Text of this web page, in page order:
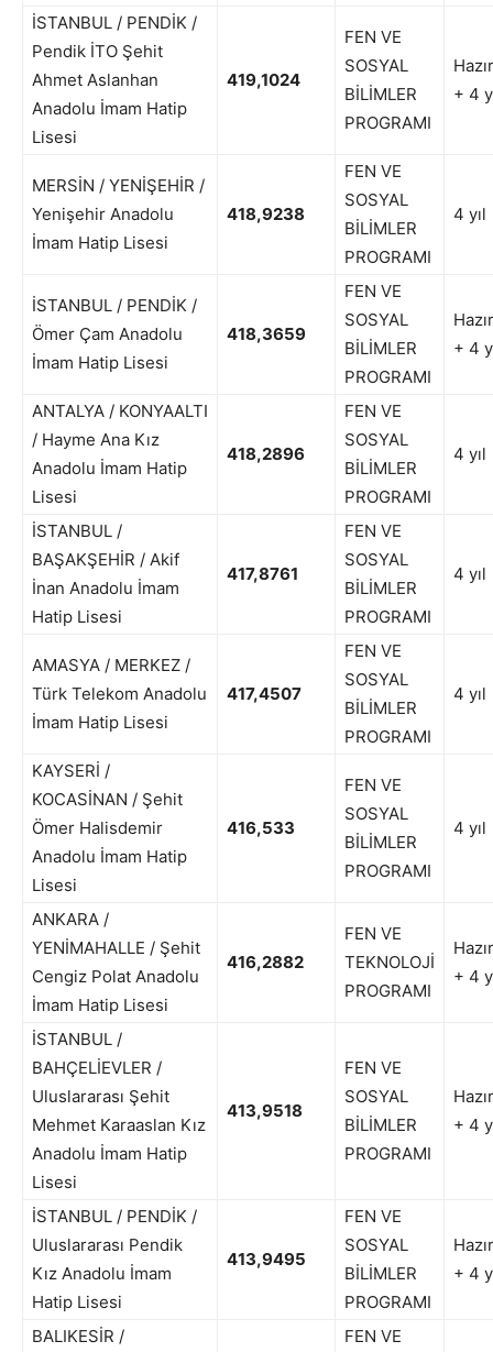
İSTANBUL / PENDİK /
Pendik İTO Şehit
Ahmet Aslanhan
Anadolu İmam Hatip
Lisesi
419,1024
FEN VE
SOSYAL
BİLİMLER
PROGRAMI
+ 4
MERSİN / YENİŞEHİR /
Yenişehir Anadolu
İmam Hatip Lisesi
418,9238
FEN VE
SOSYAL
BİLİMLER
PROGRAMI
4 yıl
İSTANBUL / PENDİK /
Ömer Çam Anadolu
İmam Hatip Lisesi
418,3659
FEN VE
SOSYAL
BİLİMLER
PROGRAMI
+ 4
ANTALYA / KONYAALTI
/ Hayme Ana Kız
Anadolu İmam Hatip
Lisesi
418,2896
FEN VE
SOSYAL
BİLİMLER
PROGRAMI
4 yıl
İSTANBUL /
BAŞAKŞEHİR / Akif
İnan Anadolu İmam
Hatip Lisesi
417,8761
FEN VE
SOSYAL
BİLİMLER
PROGRAMI
4 yıl
AMASYA / MERKEZ /
Türk Telekom Anadolu
İmam Hatip Lisesi
417,4507
FEN VE
SOSYAL
BİLİMLER
PROGRAMI
4 yıl
KAYSERİ /
KOCASİNAN / Şehit
Ömer Halisdemir
Anadolu İmam Hatip
Lisesi
416,533
FEN VE
SOSYAL
BİLİMLER
PROGRAMI
4 yıl
ANKARA /
YENİMAHALLE / Şehit
Cengiz Polat Anadolu
İmam Hatip Lisesi
416,2882
FEN VE
TEKNOLOJİ
PROGRAMI
+ 4
İSTANBUL /
BAHÇELİEVLER /
Uluslararası Şehit
Mehmet Karaaslan Kız
Anadolu İmam Hatip
Lisesi
413,9518
FEN VE
SOSYAL
BİLİMLER
PROGRAMI
+ 4
İSTANBUL / PENDİK /
Uluslararası Pendik
Kız Anadolu İmam
Hatip Lisesi
413,9495
FEN VE
SOSYAL
BİLİMLER
PROGRAMI
+ 4
BALIKESİR /
FEN VE